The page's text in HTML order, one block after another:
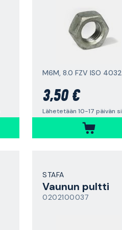
M6M, 8.0 FZV ISO 4032
3,50 €
STAFA
Vaunun pultti
0202100037